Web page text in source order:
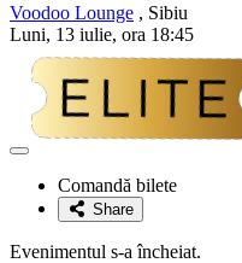
Voodoo Lounge , Sibiu
Luni, 13 iulie, ora 18:45
Adaugă
favoriteComandă bilete
Share
Evenimentul s-a încheiat.